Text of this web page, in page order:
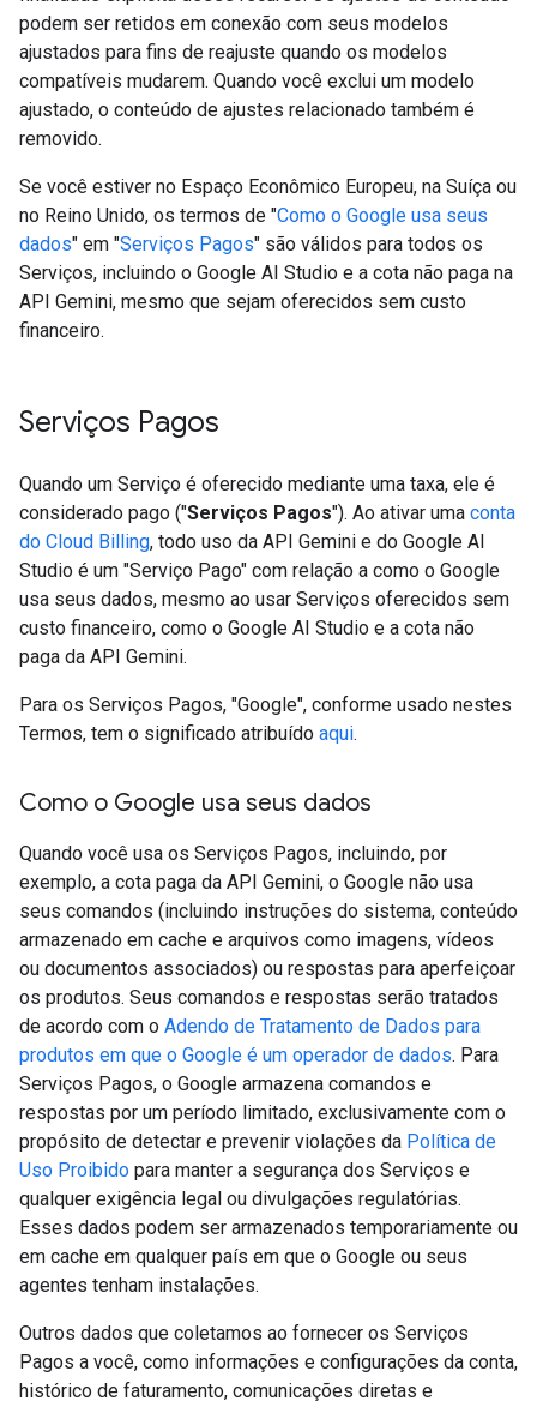
podem ser retidos em conexão com seus modelos
ajustados para fins de reajuste quando os modelos
compatíveis mudarem. Quando você exclui um modelo
ajustado, o conteúdo de ajustes relacionado também é
removido.
Se você estiver no Espaço Econômico Europeu, na Suíça ou
no Reino Unido, os termos de "Como o Google usa seus
dados" em "Serviços Pagos" são válidos para todos os
Serviços, incluindo o Google AI Studio e a cota não paga na
API Gemini, mesmo que sejam oferecidos sem custo
financeiro.
Serviços Pagos
Quando um Serviço é oferecido mediante uma taxa, ele é
considerado pago ("Serviços Pagos"). Ao ativar uma conta
do Cloud Billing, todo uso da API Gemini e do Google AI
Studio é um "Serviço Pago" com relação a como o Google
usa seus dados, mesmo ao usar Serviços oferecidos sem
custo financeiro, como o Google AI Studio e a cota não
paga da API Gemini.
Para os Serviços Pagos, "Google", conforme usado nestes
Termos, tem o significado atribuído aqui.
Como o Google usa seus dados
Quando você usa os Serviços Pagos, incluindo, por
exemplo, a cota paga da API Gemini, o Google não usa
seus comandos (incluindo instruções do sistema, conteúdo
armazenado em cache e arquivos como imagens, vídeos
ou documentos associados) ou respostas para aperfeiçoar
os produtos. Seus comandos e respostas serão tratados
de acordo com o Adendo de Tratamento de Dados para
produtos em que o Google é um operador de dados. Para
Serviços Pagos, o Google armazena comandos e
respostas por um período limitado, exclusivamente com o
propósito de detectar e prevenir violações da Política de
Uso Proibido para manter a segurança dos Serviços e
qualquer exigência legal ou divulgações regulatórias.
Esses dados podem ser armazenados temporariamente ou
em cache em qualquer país em que o Google ou seus
agentes tenham instalações.
Outros dados que coletamos ao fornecer os Serviços
Pagos a você, como informações e configurações da conta,
histórico de faturamento, comunicações diretas e